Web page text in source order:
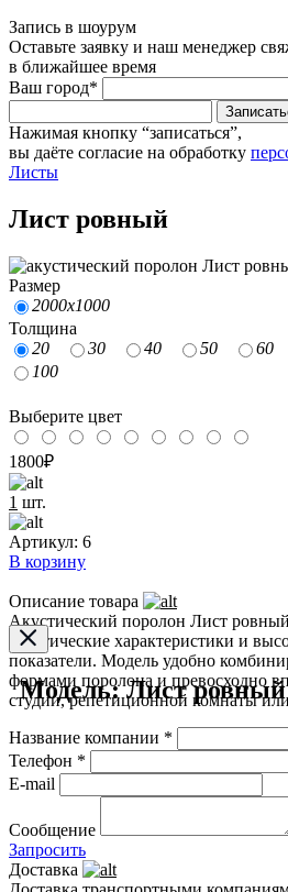
Запись в шоурум
Оставьте заявку и наш менеджер
в ближайшее время
Ваш город*
Нажимая кнопку “записаться”,
вы даёте согласие на обработку
Листы
Лист ровный
Размер
2000х1000
Толщина
20
30 40 50 60
100
Выберите цвет
1800₽
1 шт.
Артикул: 6
В корзину
Описание товара
Акустический поролон Лист
акустические характеристики и
показатели. Модель удобно
формами поролона и превосходно
студии, репетиционной комнаты
Модель: Лист ровный
Название компании *
Телефон *
E-mail
Сообщение
Запросить
Доставка